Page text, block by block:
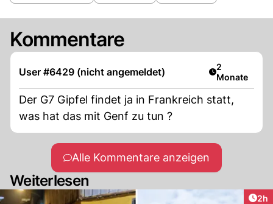
Kommentare
User #6429 (nicht angemeldet) Artikel
2
Monate
Der G7 Gipfel findet ja in Frankreich statt,
was hat das mit Genf zu tun ?
Alle Kommentare anzeigen
Weiterlesen
2h